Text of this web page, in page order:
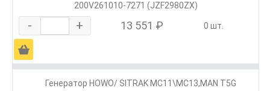
200V261010-7271 (JZF2980ZX)
- + 13 551 ₽ 0 шт.
Ä
Генератор HOWO/ SITRAK МС11\МС13,MAN T5G